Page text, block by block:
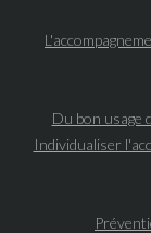
Du bon usage
Individualiser